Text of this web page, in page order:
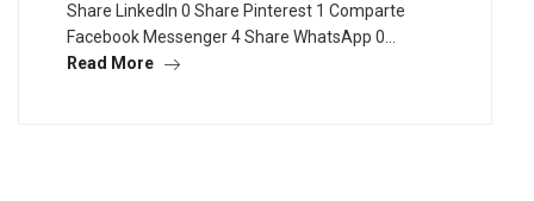
Share LinkedIn 0 Share Pinterest 1 Comparte
Facebook Messenger 4 Share WhatsApp 0…
Read More